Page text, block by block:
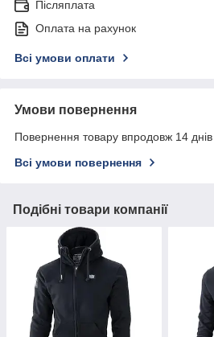
Післяплата
Оплата на рахунок
Всі умови оплати
Умови повернення
Повернення товару впродовж 14
Всі умови повернення
Подібні товари компанії